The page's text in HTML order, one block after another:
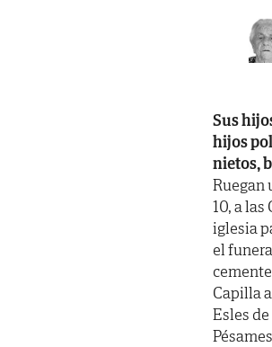
Sus
hijos
nietos,
Ruegan
10, a las
iglesia
el
Capilla
Esles